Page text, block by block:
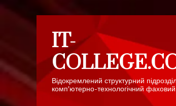
contentIT-
Відокремлений структурний
комп'ютерно-технологічний